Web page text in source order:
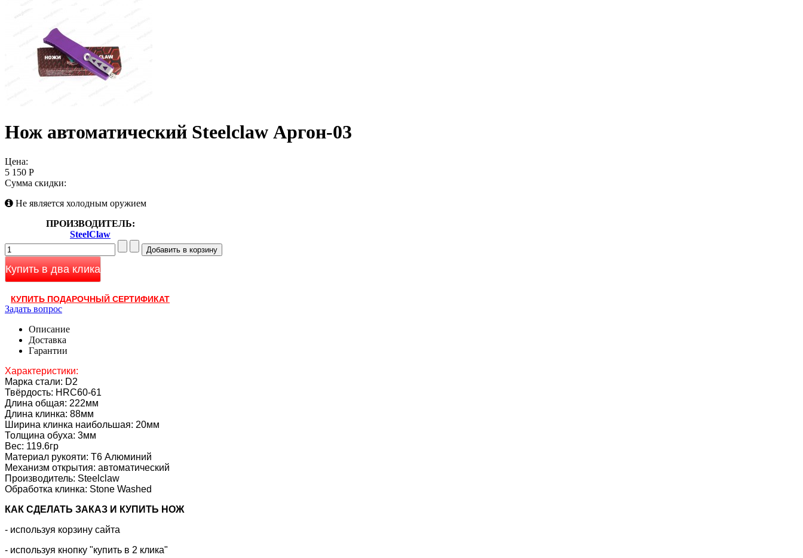
Нож автоматический Steelclaw Аргон-03
Цена:
5 150 Р
Сумма скидки:
Не является холодным оружием
ПРОИЗВОДИТЕЛЬ:
SteelClaw
Купить в два клика
КУПИТЬ ПОДАРОЧНЫЙ СЕРТИФИКАТ
Задать вопрос
Описание
Доставка
Гарантии
Характеристики:
Марка стали: D2
Твёрдость: HRC60-61
Длина общая: 222мм
Длина клинка: 88мм
Ширина клинка наибольшая: 20мм
Толщина обуха: 3мм
Вес: 119.6гр
Материал рукояти: T6 Алюминий
Механизм открытия: автоматический
Производитель: Steelclaw
Обработка клинка: Stone Washed
КАК CДЕЛАТЬ ЗАКАЗ И КУПИТЬ НОЖ
- используя корзину сайта
- используя кнопку "купить в 2 клика"